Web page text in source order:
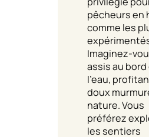
pêcheurs en
comme les
Imaginez-
assis au bord
l’eau,
doux
nature. Vous
préférez
les sentiers